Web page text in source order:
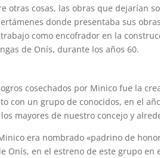
otras cosas, las obras que dejarían
donde presentaba sus
como encofrador en la
de Onís, durante los años 60.
cosechados por Minico fue la
con un grupo de conocidos, en el
mayores de nuestro concejo y
era nombrado «padrino de
Onís, en el estreno de este grupo en